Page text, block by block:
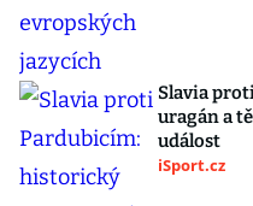
Slavia
uragán a
událost
iSport.cz